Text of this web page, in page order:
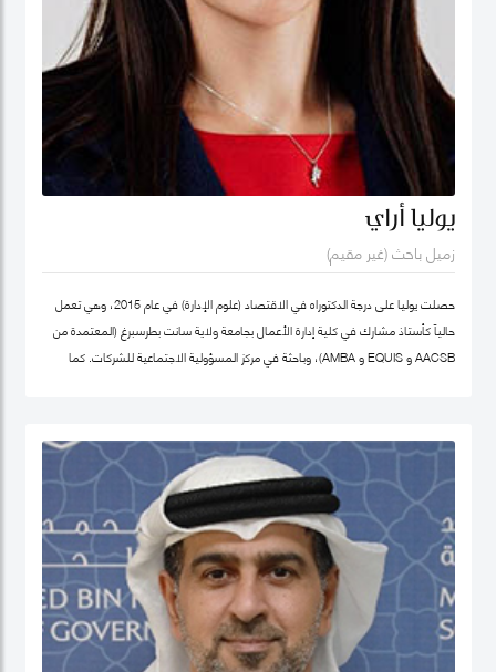
يوليا أراي
زميل باحث (غير مقيم)
حصلت يوليا على درجة الدكتوراه في الاقتصاد (علوم الإدارة) في عام 2015، وهي تعمل
حالياً كأستاذ مشارك في كلية إدارة الأعمال بجامعة ولاية سانت بطرسبرغ (المعتمدة من
AACSB و EQUIS و AMBA)، وباحثة في مركز المسؤولية الاجتماعية للشركات. كما
باحث غير مقيم في عام 2023. تركز مجالات بحثها الرئيسية على ريادة الأعمال الاجتماعية،
والتنمية المستدامة، والمسؤولية الاجتماعية للشركات. وهي عضو نشط في الشبكة
الدولية للباحثين في ريادة الأعمال الاجتماعية (شبكة EMES) وشبكة الأعمال في
المجتمع، وأكاديمية الإدارة، وأكاديمية الأعمال الدولية. حصلت على شهادات تقدير
لمساهماتها في تطوير ريادة الأعمال الاجتماعية في روسيا من المنظمات العامة
والخاصة. ألّفت أكثر من 30 منشورًا في مجلات وطنية ودولية، وكتب، ومجموعات دراسات
حالة. نُشرت أعمالها في مراجعة الأعمال الدولية، حوكمة الشركات، مراجعة الأسواق
الناشئة، مراجعة الإدارة الأوروبية، وغيرها. كما أنها مراجع للعديد من المجلات الوطنية
والدولية.ملف غوغل سكولار